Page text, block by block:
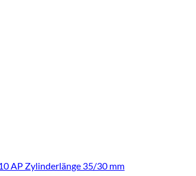
AP Zylinderlänge 35/30 mm